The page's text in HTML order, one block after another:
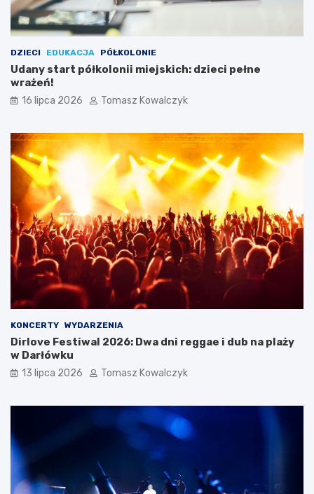
DZIECI EDUKACJA PÓŁKOLONIE
Udany start półkolonii miejskich: dzieci pełne
wrażeń!
16 lipca 2026 Tomasz Kowalczyk
KONCERTY WYDARZENIA
Dirlove Festiwal 2026: Dwa dni reggae i dub na plaży
w Darłówku
13 lipca 2026 Tomasz Kowalczyk